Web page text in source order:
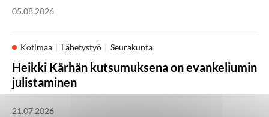
05.08.2026
Kotimaa Lähetystyö Seurakunta
Heikki Kärhän kutsumuksena on evankeliumin
julistaminen
21.07.2026